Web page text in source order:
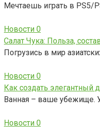
Мечтаешь играть в PS5/
Новости 0
Салат Чука: Польза,
Погрузись в мир
Новости 0
Как создать элегантный
Ванная – ваше убежище.
Новости 0